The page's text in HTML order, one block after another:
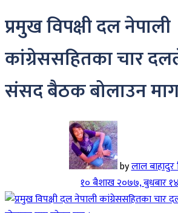
प्रमुख विपक्षी दल नेपाली
कांग्रेससहितका चार
संसद बैठक बोलाउन
byलाल बाहादुर
१० बैशाख २०७७, बुधबार